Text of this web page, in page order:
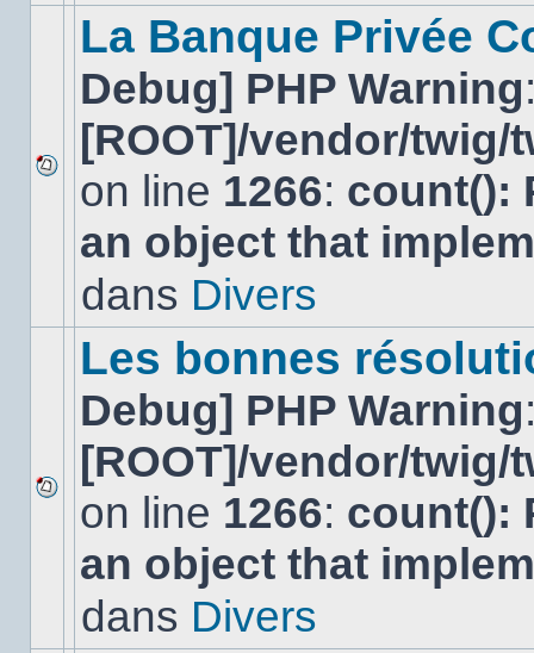
Aucun
nouveau
message
non-
dans
La Banque Privée
Debug] PHP Warning
[ROOT]/vendor/
on line 1266: count():
an object that
dans Divers
Aucun
nouveau
message
non-
dans
Les bonnes
Debug] PHP Warning
[ROOT]/vendor/
on line 1266: count():
an object that
dans Divers